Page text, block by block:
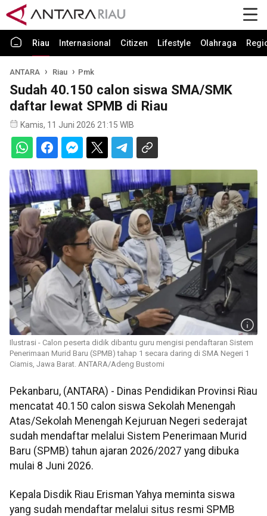
Riau Internasional Citizen Lifestyle Olahraga
ANTARA Riau Pmk
Sudah 40.150 calon siswa SMA/SMK
daftar lewat SPMB di Riau
Kamis, 11 Juni 2026 21:15 WIB
Ilustrasi - Calon peserta didik dibantu guru mengisi pendaftaran Sistem
Penerimaan Murid Baru (SPMB) tahap 1 secara daring di SMA Negeri 1
Ciamis, Jawa Barat. ANTARA/Adeng Bustomi
Pekanbaru, (ANTARA) - Dinas Pendidikan Provinsi Riau
mencatat 40.150 calon siswa Sekolah Menengah
Atas/Sekolah Menengah Kejuruan Negeri sederajat
sudah mendaftar melalui Sistem Penerimaan Murid
Baru (SPMB) tahun ajaran 2026/2027 yang dibuka
mulai 8 Juni 2026.
Kepala Disdik Riau Erisman Yahya meminta siswa
yang sudah mendaftar melalui situs resmi SPMB